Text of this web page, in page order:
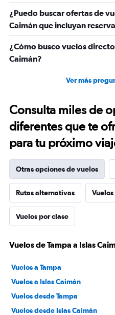
to
2.4.
¿Puedo buscar ofertas de
Caimán que incluyan
¿Cómo busco vuelos
Caimán?
Ver más
Consulta miles de
diferentes que te
para tu próximo
Otras opciones de vuelos
Rutas alternativas
Vuelos por clase
Vuelos de Tampa a Islas
Vuelos a Tampa
Vuelos a Islas Caimán
Vuelos desde Tampa
Vuelos desde Islas Caimán